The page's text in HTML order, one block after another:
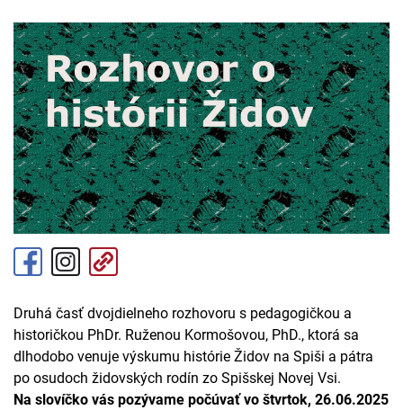
Druhá časť dvojdielneho rozhovoru s pedagogičkou a
historičkou PhDr. Ruženou Kormošovou, PhD., ktorá sa
dlhodobo venuje výskumu histórie Židov na Spiši a pátra
po osudoch židovských rodín zo Spišskej Novej Vsi.
Na slovíčko vás pozývame počúvať vo štvrtok, 26.06.2025